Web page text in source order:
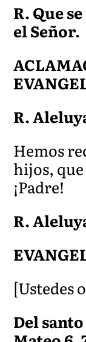
R. Que
el Señor.
R.
Hemos
hijos,
¡Padre!
R.
[Ustedes
Del